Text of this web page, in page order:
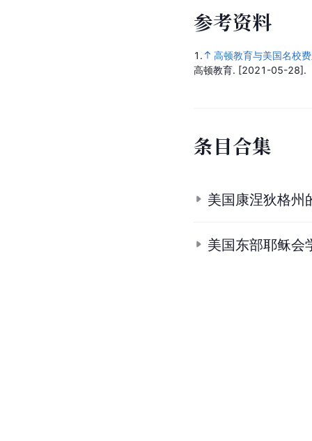
参考资料
1.
高顿教育与美国名校
高顿教育. [2021-05-28].
条目合集
美国康涅狄格州
美国东部耶稣会